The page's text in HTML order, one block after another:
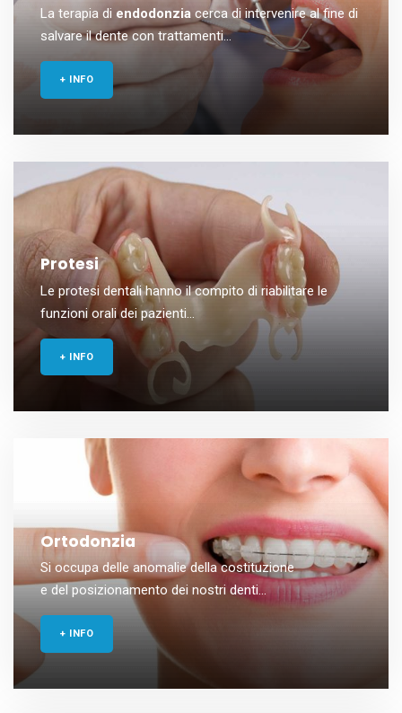
La terapia di endodonzia cerca di intervenire al fine di
salvare il dente con trattamenti...
+ INFO
Protesi
Le protesi dentali hanno il compito di riabilitare le
funzioni orali dei pazienti...
+ INFO
Ortodonzia
Si occupa delle anomalie della costituzione
e del posizionamento dei nostri denti...
+ INFO